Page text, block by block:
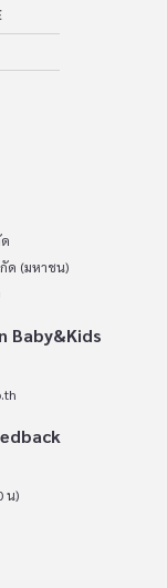
ด (มหาชน)
Baby&Kids
น)